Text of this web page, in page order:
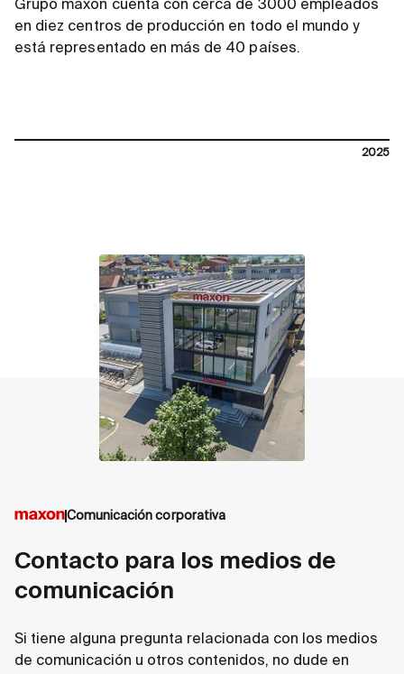
Grupo maxon cuenta con cerca de 3000 empleados
en diez centros de producción en todo el mundo y
está representado en más de 40 países.
2025
contact
Comunicación corporativa
Contacto para los medios de
comunicación
Si tiene alguna pregunta relacionada con los medios
de comunicación u otros contenidos, no dude en